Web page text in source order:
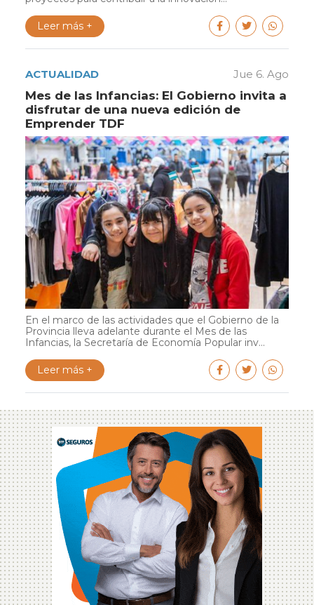
Leer más +
ACTUALIDAD Jue 6. Ago
Mes de las Infancias: El Gobierno invita a
disfrutar de una nueva edición de
Emprender TDF
En el marco de las actividades que el Gobierno de la
Provincia lleva adelante durante el Mes de las
Infancias, la Secretaría de Economía Popular inv...
Leer más +